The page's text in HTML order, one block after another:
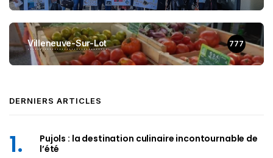
Villeneuve-Sur-Lot 777
DERNIERS ARTICLES
Pujols : la destination culinaire incontournable de
l’été